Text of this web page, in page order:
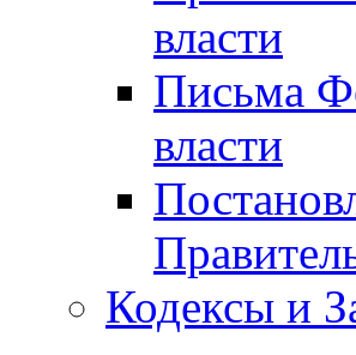
власти
Письма
власти
Кодексы и